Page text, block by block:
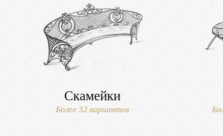
Скамейки
Более 32 вариантов